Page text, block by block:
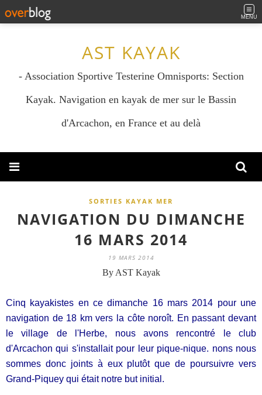
MENU
AST KAYAK
- Association Sportive Testerine Omnisports: Section
Kayak. Navigation en kayak de mer sur le Bassin
d'Arcachon, en France et au delà
SORTIES KAYAK MER
NAVIGATION DU DIMANCHE
16 MARS 2014
19 MARS 2014
By AST Kayak
Cinq kayakistes en ce dimanche 16 mars 2014 pour une
navigation de 18 km vers la côte noroît. En passant devant
le village de l'Herbe, nous avons rencontré le club
d'Arcachon qui s'installait pour leur pique-nique. nons nous
sommes donc joints à eux plutôt que de poursuivre vers
Grand-Piquey qui était notre but initial.